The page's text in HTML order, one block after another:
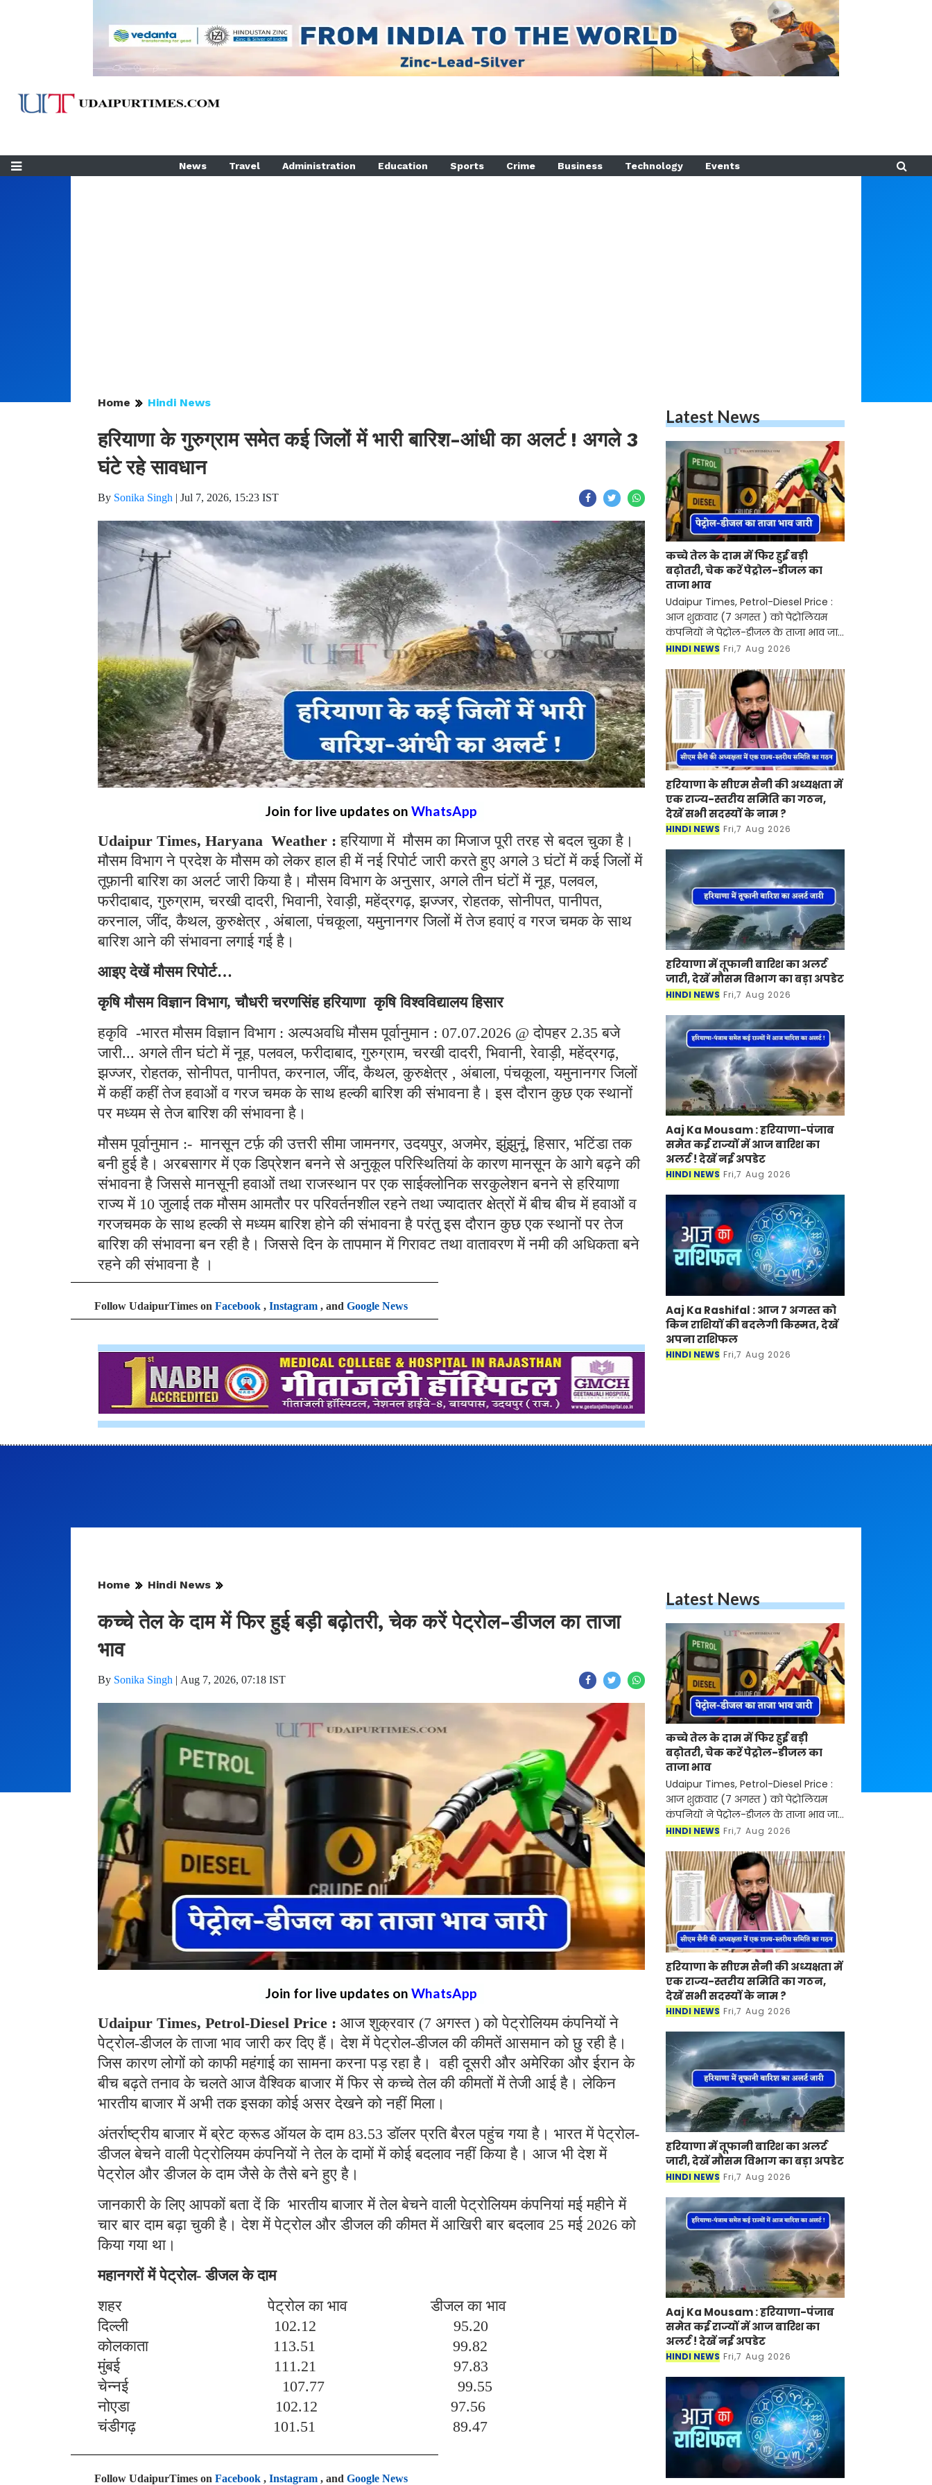
News Travel Administration Education Sports Crime Business Technology Events
Home Hindi News
हरियाणा के गुरुग्राम समेत कई जिलों में भारी बारिश-आंधी का अलर्ट ! अगले 3
घंटे रहे सावधान
By Sonika Singh | Jul 7, 2026, 15:23 IST
Join for live updates on WhatsApp
Udaipur Times, Haryana Weather : हरियाणा में मौसम का मिजाज पूरी तरह से बदल चुका है।
मौसम विभाग ने प्रदेश के मौसम को लेकर हाल ही में नई रिपोर्ट जारी करते हुए अगले 3 घंटों में कई जिलों में
तूफ़ानी बारिश का अलर्ट जारी किया है। मौसम विभाग के अनुसार, अगले तीन घंटों में नूह, पलवल,
फरीदाबाद, गुरुग्राम, चरखी दादरी, भिवानी, रेवाड़ी, महेंद्रगढ़, झज्जर, रोहतक, सोनीपत, पानीपत,
करनाल, जींद, कैथल, कुरुक्षेत्र , अंबाला, पंचकूला, यमुनानगर जिलों में तेज हवाएं व गरज चमक के साथ
बारिश आने की संभावना लगाई गई है।
आइए देखें मौसम रिपोर्ट…
कृषि मौसम विज्ञान विभाग, चौधरी चरणसिंह हरियाणा कृषि विश्वविद्यालय हिसार
हकृवि -भारत मौसम विज्ञान विभाग : अल्पअवधि मौसम पूर्वानुमान : 07.07.2026 @ दोपहर 2.35 बजे
जारी... अगले तीन घंटो में नूह, पलवल, फरीदाबाद, गुरुग्राम, चरखी दादरी, भिवानी, रेवाड़ी, महेंद्रगढ़,
झज्जर, रोहतक, सोनीपत, पानीपत, करनाल, जींद, कैथल, कुरुक्षेत्र , अंबाला, पंचकूला, यमुनानगर जिलों
में कहीं कहीं तेज हवाओं व गरज चमक के साथ हल्की बारिश की संभावना है। इस दौरान कुछ एक स्थानों
पर मध्यम से तेज बारिश की संभावना है।
मौसम पूर्वानुमान :- मानसून टर्फ़ की उत्तरी सीमा जामनगर, उदयपुर, अजमेर, झुंझुनूं, हिसार, भटिंडा तक
बनी हुई है। अरबसागर में एक डिप्रेशन बनने से अनुकूल परिस्थितियां के कारण मानसून के आगे बढ़ने की
संभावना है जिससे मानसूनी हवाओं तथा राजस्थान पर एक साईक्लोनिक सरकुलेशन बनने से हरियाणा
राज्य में 10 जुलाई तक मौसम आमतौर पर परिवर्तनशील रहने तथा ज्यादातर क्षेत्रों में बीच बीच में हवाओं व
गरजचमक के साथ हल्की से मध्यम बारिश होने की संभावना है परंतु इस दौरान कुछ एक स्थानों पर तेज
बारिश की संभावना बन रही है। जिससे दिन के तापमान में गिरावट तथा वातावरण में नमी की अधिकता बने
रहने की संभावना है ।
Follow UdaipurTimes on Facebook , Instagram , and Google News
Latest News
कच्चे तेल के दाम में फिर हुई बड़ी
बढ़ोतरी, चेक करें पेट्रोल-डीजल का
ताजा भाव
Udaipur Times, Petrol-Diesel Price :
आज शुक्रवार (7 अगस्त ) को पेट्रोलियम
कंपनियों ने पेट्रोल-डीजल के ताजा भाव जारी
कर दिए हैं। देश में पेट्रोल-डीजल की कीमतें
का
HINDI NEWS Fri,7 Aug 2026
हरियाणा के सीएम सैनी की अध्यक्षता में
एक राज्य-स्तरीय समिति का गठन,
देखें सभी सदस्यों के नाम ?
HINDI NEWS Fri,7 Aug 2026
हरियाणा में तूफानी बारिश का अलर्ट
जारी, देखें मौसम विभाग का बड़ा अपडेट
HINDI NEWS Fri,7 Aug 2026
Aaj Ka Mousam : हरियाणा-पंजाब
समेत कई राज्यों में आज बारिश का
अलर्ट ! देखें नई अपडेट
HINDI NEWS Fri,7 Aug 2026
Aaj Ka Rashifal : आज 7 अगस्त को
किन राशियों की बदलेगी किस्मत, देखें
अपना राशिफल
HINDI NEWS Fri,7 Aug 2026
Home Hindi News
कच्चे तेल के दाम में फिर हुई बड़ी बढ़ोतरी, चेक करें पेट्रोल-डीजल का ताजा
भाव
By Sonika Singh | Aug 7, 2026, 07:18 IST
Join for live updates on WhatsApp
Udaipur Times, Petrol-Diesel Price : आज शुक्रवार (7 अगस्त ) को पेट्रोलियम कंपनियों ने
पेट्रोल-डीजल के ताजा भाव जारी कर दिए हैं। देश में पेट्रोल-डीजल की कीमतें आसमान को छु रही है।
जिस कारण लोगों को काफी महंगाई का सामना करना पड़ रहा है। वही दूसरी और अमेरिका और ईरान के
बीच बढ़ते तनाव के चलते आज वैश्विक बाजार में फिर से कच्चे तेल की कीमतों में तेजी आई है। लेकिन
भारतीय बाजार में अभी तक इसका कोई असर देखने को नहीं मिला।
अंतर्राष्ट्रीय बाजार में ब्रेट क्रूड ऑयल के दाम 83.53 डॉलर प्रति बैरल पहुंच गया है। भारत में पेट्रोल-
डीजल बेचने वाली पेट्रोलियम कंपनियों ने तेल के दामों में कोई बदलाव नहीं किया है। आज भी देश में
पेट्रोल और डीजल के दाम जैसे के तैसे बने हुए है।
जानकारी के लिए आपकों बता दें कि भारतीय बाजार में तेल बेचने वाली पेट्रोलियम कंपनियां मई महीने में
चार बार दाम बढ़ा चुकी है। देश में पेट्रोल और डीजल की कीमत में आखिरी बार बदलाव 25 मई 2026 को
किया गया था।
महानगरों में पेट्रोल- डीजल के दाम
शहर पेट्रोल का भाव डीजल का भाव
दिल्ली 102.12 95.20
कोलकाता 113.51 99.82
मुंबई 111.21 97.83
चेन्नई 107.77 99.55
नोएडा 102.12 97.56
चंडीगढ़ 101.51 89.47
Follow UdaipurTimes on Facebook , Instagram , and Google News
Latest News
कच्चे तेल के दाम में फिर हुई बड़ी
बढ़ोतरी, चेक करें पेट्रोल-डीजल का
ताजा भाव
Udaipur Times, Petrol-Diesel Price :
आज शुक्रवार (7 अगस्त ) को पेट्रोलियम
कंपनियों ने पेट्रोल-डीजल के ताजा भाव जारी
कर दिए हैं। देश में पेट्रोल-डीजल की कीमतें
का
HINDI NEWS Fri,7 Aug 2026
हरियाणा के सीएम सैनी की अध्यक्षता में
एक राज्य-स्तरीय समिति का गठन,
देखें सभी सदस्यों के नाम ?
HINDI NEWS Fri,7 Aug 2026
हरियाणा में तूफानी बारिश का अलर्ट
जारी, देखें मौसम विभाग का बड़ा अपडेट
HINDI NEWS Fri,7 Aug 2026
Aaj Ka Mousam : हरियाणा-पंजाब
समेत कई राज्यों में आज बारिश का
अलर्ट ! देखें नई अपडेट
HINDI NEWS Fri,7 Aug 2026